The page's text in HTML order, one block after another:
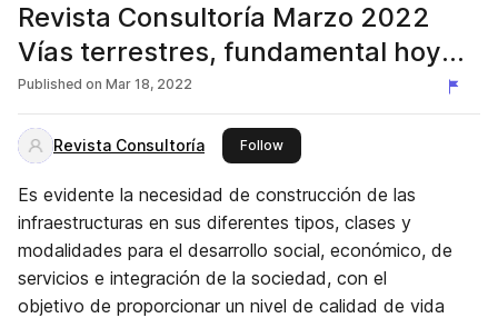
Revista Consultoría Marzo 2022
Vías terrestres, fundamental hoy
para el desarrollo y la conectividad
Published on Mar 18, 2022
Revista Consultoría Followthis publisher
Es evidente la necesidad de construcción de las
infraestructuras en sus diferentes tipos, clases y
modalidades para el desarrollo social, económico, de
servicios e integración de la sociedad, con el
objetivo de proporcionar un nivel de calidad de vida